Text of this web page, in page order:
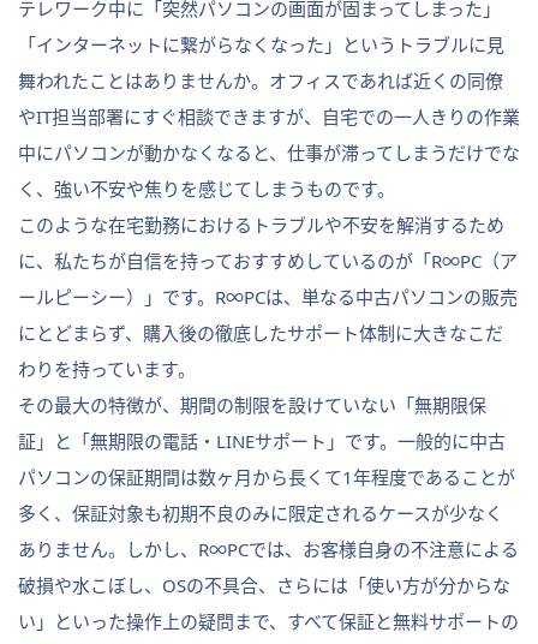
テレワーク中に「突然パソコンの画面が固まってしまった」
「インターネットに繋がらなくなった」というトラブルに見
舞われたことはありませんか。オフィスであれば近くの同僚
やIT担当部署にすぐ相談できますが、自宅での一人きりの作業
中にパソコンが動かなくなると、仕事が滞ってしまうだけでな
く、強い不安や焦りを感じてしまうものです。
このような在宅勤務におけるトラブルや不安を解消するため
に、私たちが自信を持っておすすめしているのが「R∞PC（ア
ールピーシー）」です。R∞PCは、単なる中古パソコンの販売
にとどまらず、購入後の徹底したサポート体制に大きなこだ
わりを持っています。
その最大の特徴が、期間の制限を設けていない「無期限保
証」と「無期限の電話・LINEサポート」です。一般的に中古
パソコンの保証期間は数ヶ月から長くて1年程度であることが
多く、保証対象も初期不良のみに限定されるケースが少なく
ありません。しかし、R∞PCでは、お客様自身の不注意による
破損や水こぼし、OSの不具合、さらには「使い方が分からな
い」といった操作上の疑問まで、すべて保証と無料サポートの